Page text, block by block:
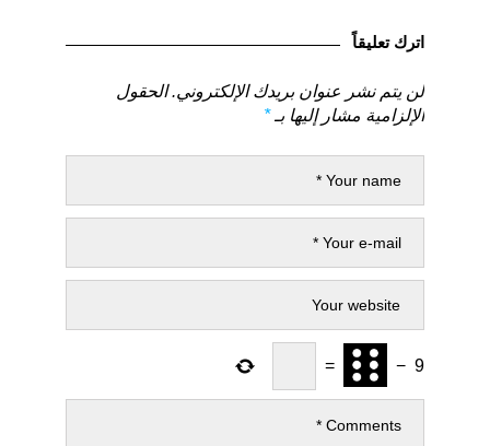
السابق
اترك تعليقاً
لن يتم نشر عنوان بريدك الإلكتروني. الحقول
الإلزامية مشار إليها بـ*
9
−
=